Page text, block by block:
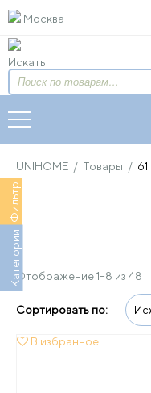
Москва
Искать:
UNIHOME / Товары / 61
Фильтр
КатегорииОтображение 1–8 из 48
В избранное